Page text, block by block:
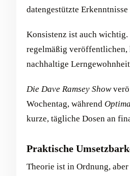
datengestützte
Konsistenz ist auch wichtig.
regelmäßig veröffentlichen,
nachhaltige
Die Dave Ramsey Show
Wochentag, während
kurze, tägliche Dosen an
Praktische
Theorie ist in Ordnung,